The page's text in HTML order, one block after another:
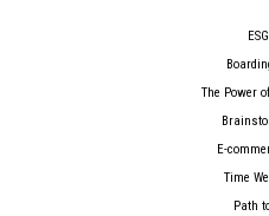
The Power
E-
Time
Path